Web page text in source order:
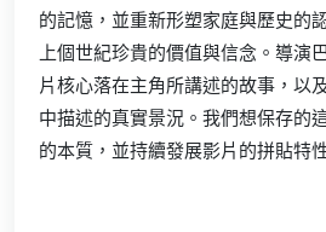
的記憶，並重新形塑家庭與歷史的
上個世紀珍貴的價值與信念。導演
片核心落在主角所講述的故事，以
中描述的真實景況。我們想保存的
的本質，並持續發展影片的拼貼特